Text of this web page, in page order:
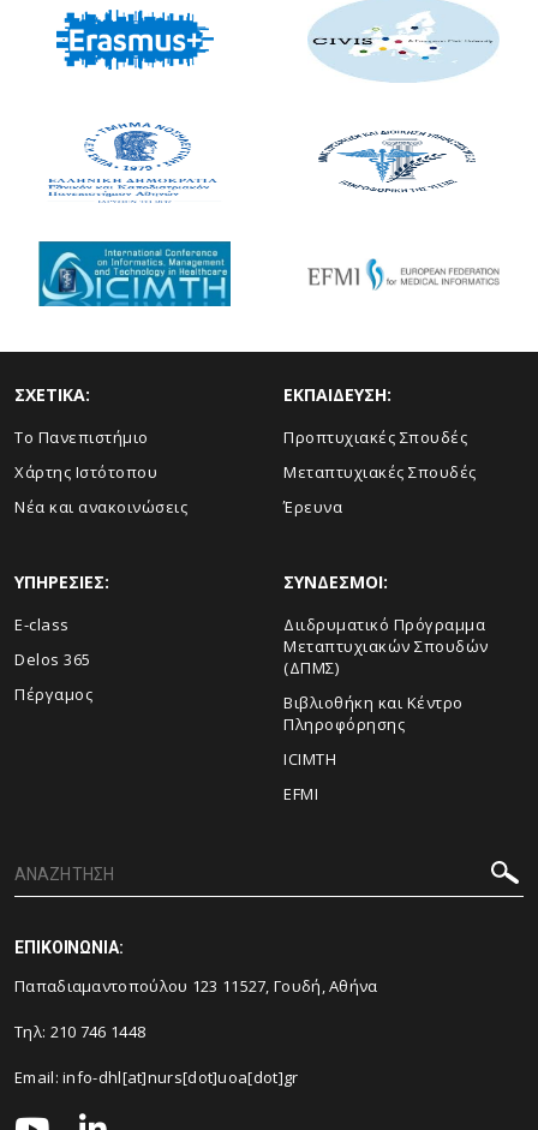
ΣΧΕΤΙΚΑ:
Το Πανεπιστήμιο
Χάρτης Ιστότοπου
Νέα και ανακοινώσεις
ΕΚΠΑΙΔΕΥΣΗ:
Προπτυχιακές Σπουδές
Μεταπτυχιακές Σπουδές
Έρευνα
ΥΠΗΡΕΣΙΕΣ:
E-class
Delos 365
Πέργαμος
ΣΥΝΔΕΣΜΟΙ:
Διιδρυματικό Πρόγραμμα
Μεταπτυχιακών Σπουδών
(ΔΠΜΣ)
Βιβλιοθήκη και Κέντρο
Πληροφόρησης
ICIMTH
EFMI
ΕΠΙΚΟΙΝΩΝΙΑ:
Παπαδιαμαντοπούλου 123 11527, Γουδή, Αθήνα
Τηλ: 210 746 1448
Email:info-dhl[at]nurs[dot]uoa[dot]gr